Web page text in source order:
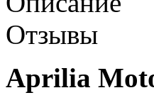
Отзывы
Aprilia